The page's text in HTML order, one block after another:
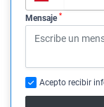
Mensaje *
Acepto recibir